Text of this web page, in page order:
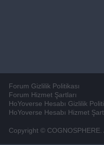
Forum Gizlilik Politikası
Forum Hizmet Şartları
HoYoverse Hesabı Gizlilik
HoYoverse Hesabı Hizmet
Copyright © COGNOSPHERE.